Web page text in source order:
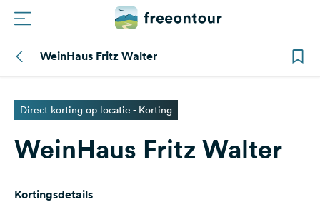
Campings
Magazine
WeinHaus Fritz Walter
Direct korting op locatie - Korting
WeinHaus Fritz Walter
Kortingsdetails